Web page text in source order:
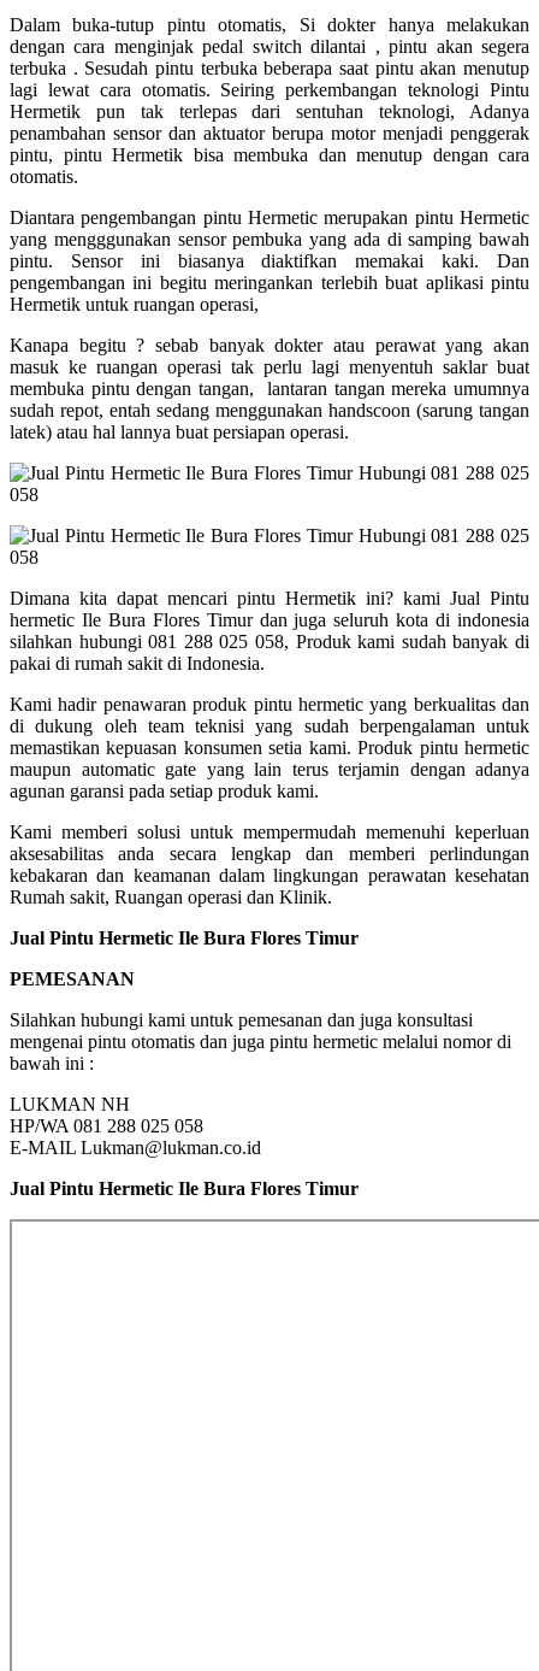
Dalam buka-tutup pintu otomatis, Si dokter hanya melakukan
dengan cara menginjak pedal switch dilantai , pintu akan segera
terbuka . Sesudah pintu terbuka beberapa saat pintu akan menutup
lagi lewat cara otomatis. Seiring perkembangan teknologi Pintu
Hermetik pun tak terlepas dari sentuhan teknologi, Adanya
penambahan sensor dan aktuator berupa motor menjadi penggerak
pintu, pintu Hermetik bisa membuka dan menutup dengan cara
otomatis.
Diantara pengembangan pintu Hermetic merupakan pintu Hermetic
yang mengggunakan sensor pembuka yang ada di samping bawah
pintu. Sensor ini biasanya diaktifkan memakai kaki. Dan
pengembangan ini begitu meringankan terlebih buat aplikasi pintu
Hermetik untuk ruangan operasi,
Kanapa begitu ? sebab banyak dokter atau perawat yang akan
masuk ke ruangan operasi tak perlu lagi menyentuh saklar buat
membuka pintu dengan tangan, lantaran tangan mereka umumnya
sudah repot, entah sedang menggunakan handscoon (sarung tangan
latek) atau hal lannya buat persiapan operasi.
Dimana kita dapat mencari pintu Hermetik ini? kami Jual Pintu
hermetic Ile Bura Flores Timur dan juga seluruh kota di indonesia
silahkan hubungi 081 288 025 058, Produk kami sudah banyak di
pakai di rumah sakit di Indonesia.
Kami hadir penawaran produk pintu hermetic yang berkualitas dan
di dukung oleh team teknisi yang sudah berpengalaman untuk
memastikan kepuasan konsumen setia kami. Produk pintu hermetic
maupun automatic gate yang lain terus terjamin dengan adanya
agunan garansi pada setiap produk kami.
Kami memberi solusi untuk mempermudah memenuhi keperluan
aksesabilitas anda secara lengkap dan memberi perlindungan
kebakaran dan keamanan dalam lingkungan perawatan kesehatan
Rumah sakit, Ruangan operasi dan Klinik.
Jual Pintu Hermetic Ile Bura Flores Timur
PEMESANAN
Silahkan hubungi kami untuk pemesanan dan juga konsultasi
mengenai pintu otomatis dan juga pintu hermetic melalui nomor di
bawah ini :
LUKMAN NH
HP/WA 081 288 025 058
E-MAIL Lukman@lukman.co.id
Jual Pintu Hermetic Ile Bura Flores Timur